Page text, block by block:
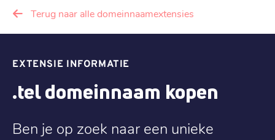
Terug naar alle domeinnaamextensies
EXTENSIE INFORMATIE
.tel domeinnaam kopen
Ben je op zoek naar een unieke